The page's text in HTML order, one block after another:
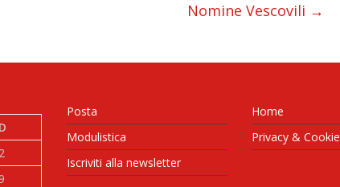
Nomine Vescovili →
D
2
9
Posta
Modulistica
Iscriviti alla newsletter
Home
Privacy & Cookie